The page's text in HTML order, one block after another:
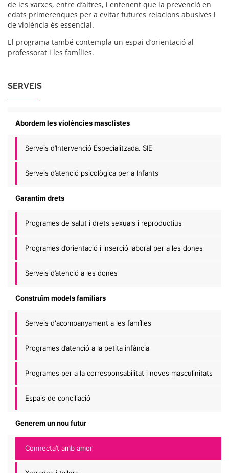
SERVEIS
Abordem les violències masclistes
Serveis d’Intervenció Especialitzada. SIE
Serveis d’atenció psicològica per a Infants
Garantim drets
Programes de salut i drets sexuals i reproductius
Programes d’orientació i inserció laboral per a les dones
Serveis d’atenció a les dones
Construïm models familiars
Serveis d'acompanyament a les famílies
Programes d’atenció a la petita infància
Programes per a la corresponsabilitat i noves masculinitats
Espais de conciliació
Generem un nou futur
Connecta’t amb amor
de les xarxes, entre d’altres, i entenent que la prevenció en
edats primerenques per a evitar futures relacions abusives i
de violència és essencial.
El programa també contempla un espai d’orientació al
professorat i les famílies.